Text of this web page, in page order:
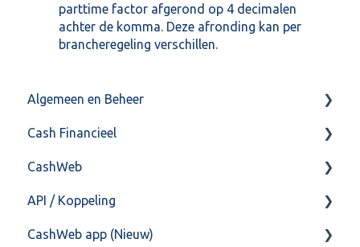
parttime factor afgerond op 4 decimalen
achter de komma. Deze afronding kan per
brancheregeling verschillen.
Algemeen en Beheer
Bank(koppeling)
Import/Export
Postbus
Training & Consultancy
Cash Financieel
Boekhoud
Fiscaal
Overig
CashWeb
CashHero Layout
Mailen vanuit CASHWeb
API / Koppeling
Algemeen
CashWeb app (Nieuw)